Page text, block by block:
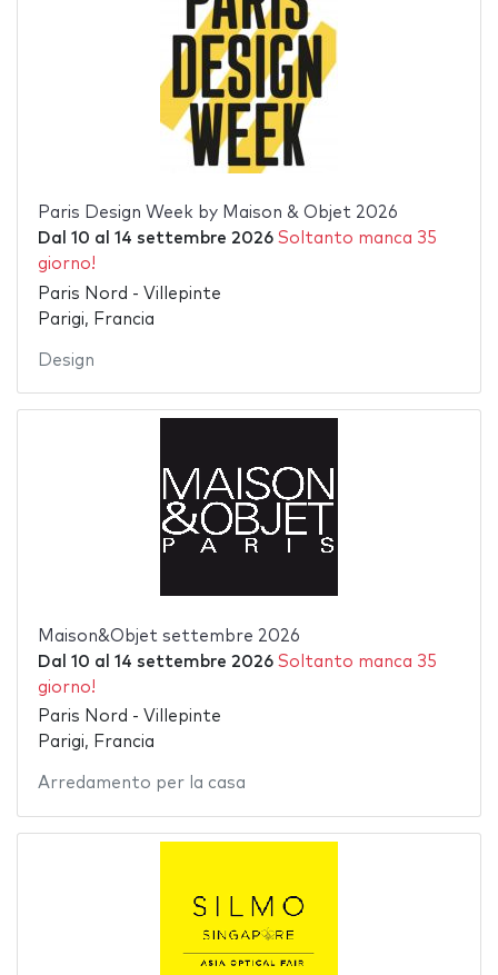
Paris Design Week by Maison & Objet 2026
Dal 10 al 14 settembre 2026 Soltanto manca 35
giorno!
Paris Nord - Villepinte
Parigi, Francia
Design
Maison&Objet settembre 2026
Dal 10 al 14 settembre 2026 Soltanto manca 35
giorno!
Paris Nord - Villepinte
Parigi, Francia
Arredamento per la casa